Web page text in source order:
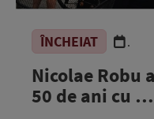
ÎNCHEIAT .
Nicolae Robu
50 de ani cu